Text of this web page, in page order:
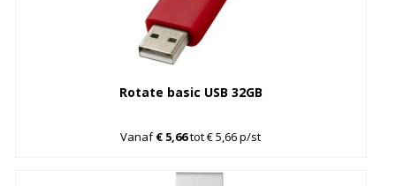
Rotate basic USB 32GB
Vanaf€ 5,66tot € 5,66 p/st